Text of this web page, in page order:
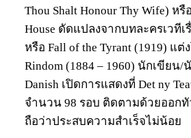
Thou Shalt Honour Thy Wife) หรื
House ดัดแปลงจากบทละครเวทีเ
หรือ Fall of the Tyrant (1919) แต่
Rindom (1884 – 1960) นักเขีย
Danish เปิดการแสดงที่ Det ny
จำนวน 98 รอบ ติดตามด้วยออกทั
ถือว่าประสบความสำเร็จไม่น้อย